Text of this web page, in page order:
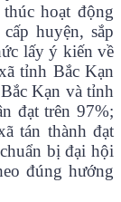
hoạt động
huyện, sắp
lấy ý kiến về
tỉnh Bắc Kạn
Kạn và tỉnh
đạt trên 97%;
tán thành đạt
bị đại hội
đúng hướng